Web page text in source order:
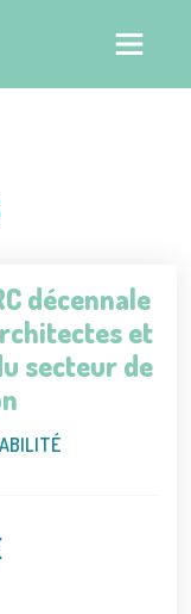
décennale
et
secteur de